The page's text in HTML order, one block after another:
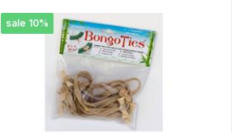
sale 10%